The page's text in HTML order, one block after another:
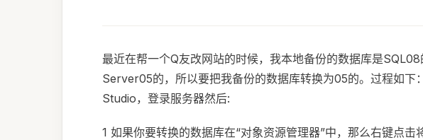
最近在帮一个Q友改网站的时候，我本地备份的数据库是
Server05的，所以要把我备份的数据库转换为05的。过程如
Studio，登录服务器然后:
1 如果你要转换的数据库在“对象资源管理器”中，那么右键点击